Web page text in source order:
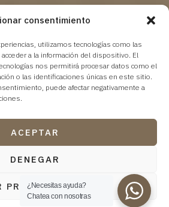
consentimiento
utilizamos tecnologías como las
a la información del dispositivo. El
nos permitirá procesar datos como el
o las identificaciones únicas en este sitio.
puede afectar negativamente a
ACEPTAR
DENEGAR
PREFERENCIAS
Todos los derechos reservados.
Privacidad– Política de cookies
¿Necesitas ayuda?
Chatea con nosotras